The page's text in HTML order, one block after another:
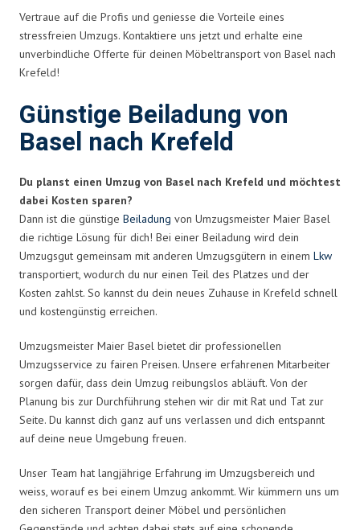
Vertraue auf die Profis und geniesse die Vorteile eines
stressfreien Umzugs. Kontaktiere uns jetzt und erhalte eine
unverbindliche Offerte für deinen Möbeltransport von Basel nach
Krefeld!
Günstige Beiladung von
Basel nach Krefeld
Du planst einen Umzug von Basel nach Krefeld und möchtest
dabei Kosten sparen?
Dann ist die günstige Beiladung von Umzugsmeister Maier Basel
die richtige Lösung für dich! Bei einer Beiladung wird dein
Umzugsgut gemeinsam mit anderen Umzugsgütern in einem Lkw
transportiert, wodurch du nur einen Teil des Platzes und der
Kosten zahlst. So kannst du dein neues Zuhause in Krefeld schnell
und kostengünstig erreichen.
Umzugsmeister Maier Basel bietet dir professionellen
Umzugsservice zu fairen Preisen. Unsere erfahrenen Mitarbeiter
sorgen dafür, dass dein Umzug reibungslos abläuft. Von der
Planung bis zur Durchführung stehen wir dir mit Rat und Tat zur
Seite. Du kannst dich ganz auf uns verlassen und dich entspannt
auf deine neue Umgebung freuen.
Unser Team hat langjährige Erfahrung im Umzugsbereich und
weiss, worauf es bei einem Umzug ankommt. Wir kümmern uns um
den sicheren Transport deiner Möbel und persönlichen